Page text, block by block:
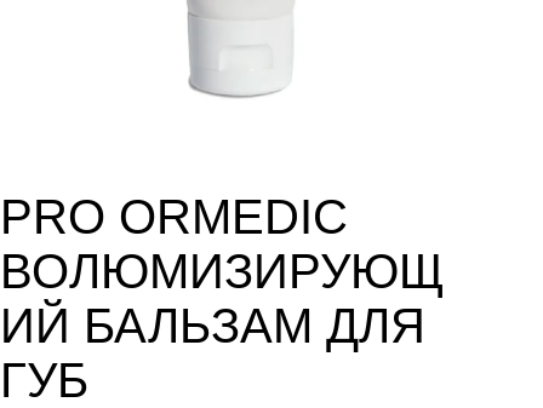
PRO ORMEDIC
ВОЛЮМИЗИРУЮЩ
ИЙ БАЛЬЗАМ ДЛЯ
ГУБ